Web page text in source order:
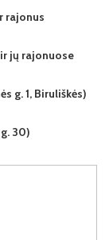
rajonus
jų rajonuose
g. 1, Biruliškės)
30)